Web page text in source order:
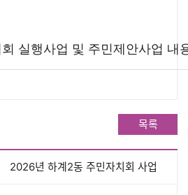
회 실행사업 및 주민제안사업 내
목록
2026년 하계2동 주민자치회 사업